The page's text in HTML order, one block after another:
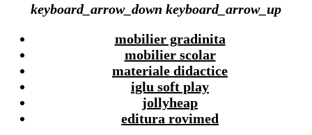
keyboard_arrow_down keyboard_arrow_up
mobilier gradinita
mobilier scolar
materiale didactice
iglu soft play
jollyheap
editura rovimed